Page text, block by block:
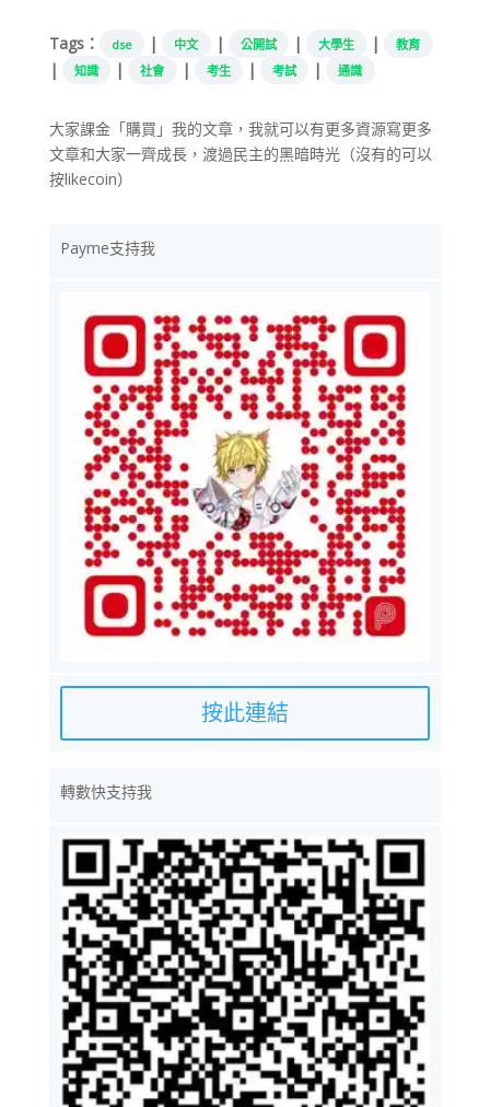
Tags： dse | 中文 | 公開試 | 大學生 | 教育
| 知識 | 社會 | 考生 | 考試 | 通識
大家課金「購買」我的文章，我就可以有更多資源寫更多
文章和大家一齊成長，渡過民主的黑暗時光（沒有的可以
按likecoin）
Payme支持我
按此連結
轉數快支持我